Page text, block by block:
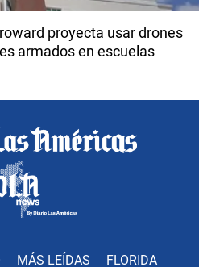
proyecta usar drones
armados en escuelas
MÁS LEÍDAS FLORIDA